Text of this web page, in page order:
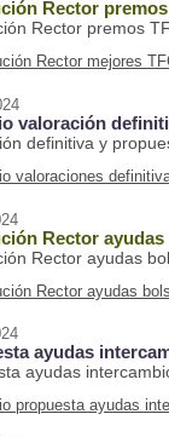
Rector premos
Rector premos
Rector mejores
valoración
definitiva y
valoraciones
Rector ayudas
Rector ayudas
Rector ayudas
ayudas
ayudas
propuesta ayudas